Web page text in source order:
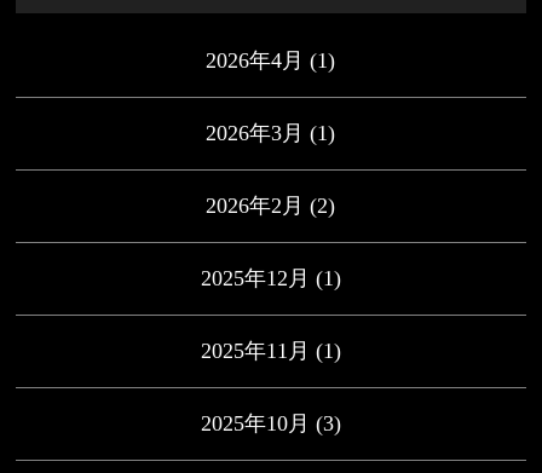
2026年4月 (1)
2026年3月 (1)
2026年2月 (2)
2025年12月 (1)
2025年11月 (1)
2025年10月 (3)